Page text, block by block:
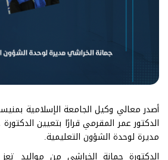
أصدر معالي وكيل الجامعة الإسلامية
الدكتور عمر المقرمي قرارًا بتعيين
مديرة لوحدة الشؤون التعليمية.